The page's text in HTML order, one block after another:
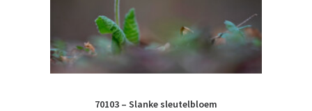
70103 – Slanke sleutelbloem